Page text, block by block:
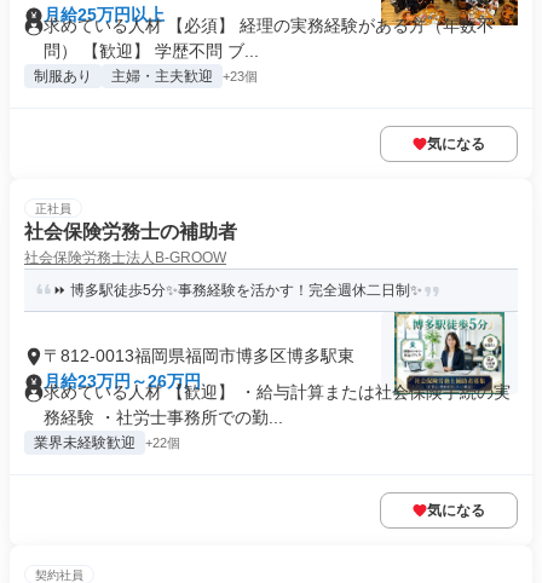
月給25万円以上
求めている人材 【必須】 経理の実務経験がある方（年数不
問） 【歓迎】 学歴不問 ブ...
制服あり 主婦・主夫歓迎 +23個
気になる
正社員
社会保険労務士の補助者
社会保険労務士法人B-GROOW
⏩ 博多駅徒歩5分✨事務経験を活かす！完全週休二日制✨
〒812-0013福岡県福岡市博多区博多駅東
月給23万円～26万円
求めている人材 【歓迎】 ・給与計算または社会保険手続の実
務経験 ・社労士事務所での勤...
業界未経験歓迎 +22個
気になる
契約社員